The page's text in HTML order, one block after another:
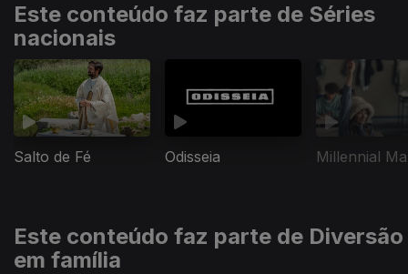
Este conteúdo faz parte de Séries
nacionais
Salto de Fé Odisseia Millennial
Este conteúdo faz parte de Diversão
em família